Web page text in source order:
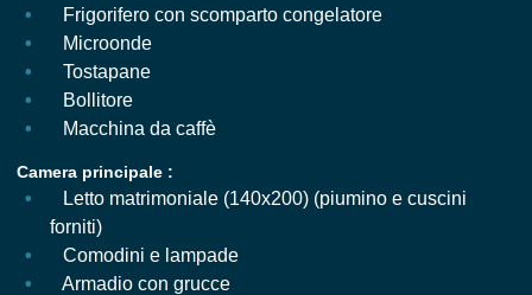
Frigorifero con scomparto congelatore
Microonde
Tostapane
Bollitore
Macchina da caffè
Camera principale :
Letto matrimoniale (140x200) (piumino e cuscini
forniti)
Comodini e lampade
Armadio con grucce